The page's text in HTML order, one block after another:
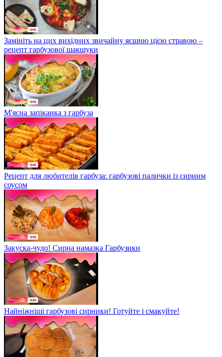
Замініть на цих вихідних звичайну яєшню цією стравою –
рецепт гарбузової шакшуки
М'ясна запіканка з гарбуза
Рецепт для любителів гарбуза: гарбузові палички із сирним
соусом
Закуска-чудо! Сирна намазка Гарбузики
Найніжніші гарбузові сирники! Готуйте і смакуйте!